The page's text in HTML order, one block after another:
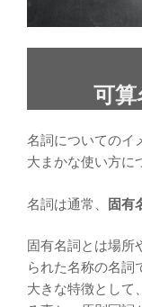
可算
名詞についてのイ
大まかな使い方に
名詞は通常、 固有
固有名詞とは場所
られた名称の名詞
大きな特徴として